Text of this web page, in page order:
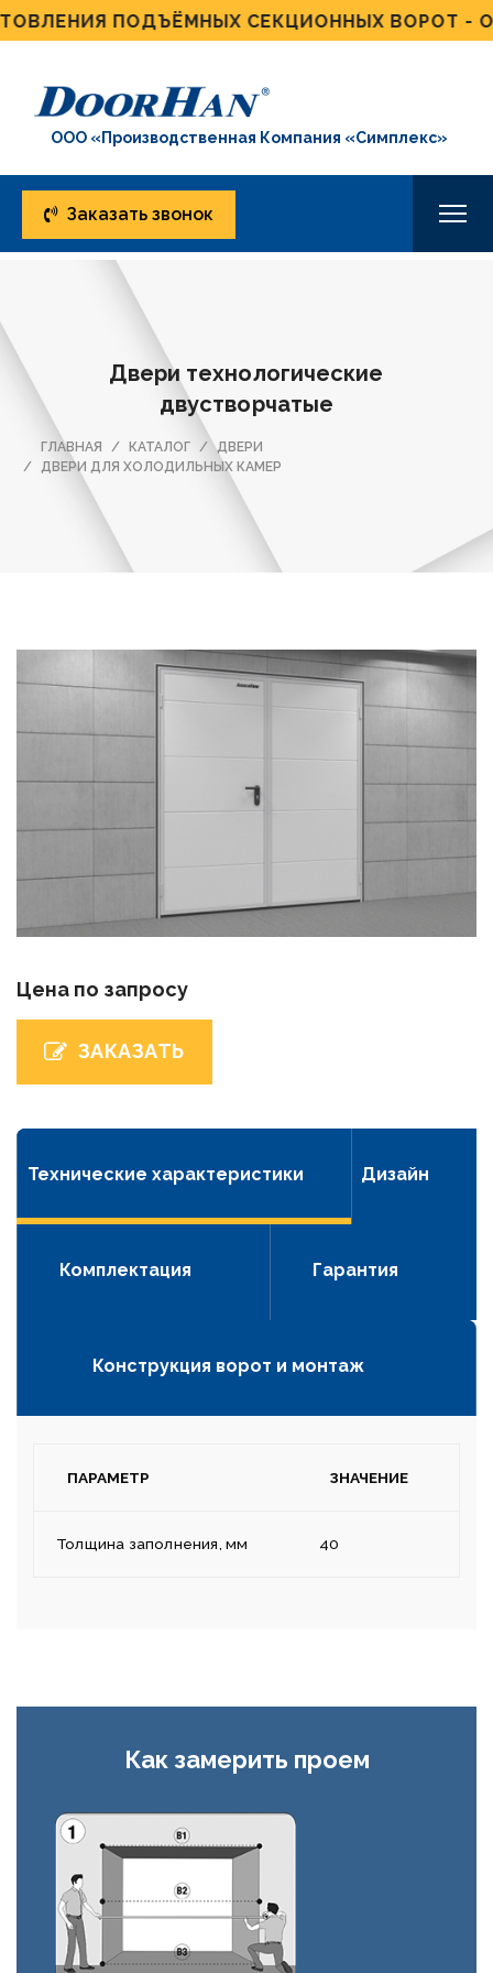
ПОДЪЁМНЫХ СЕКЦИОННЫХ ВОРОТ - ОТ
ООО «Производственная Компания «Симплекс»
Заказать звонок
Двери технологические
двустворчатые
ГЛАВНАЯ КАТАЛОГ
ДВЕРИ
ДВЕРИ ДЛЯ ХОЛОДИЛЬНЫХ КАМЕР
Цена по запросу
ЗАКАЗАТЬ
Технические характеристики Дизайн
Комплектация Гарантия
Конструкция ворот и монтаж
ПАРАМЕТР ЗНАЧЕНИЕ
Толщина заполнения, мм 40
Как замерить проем